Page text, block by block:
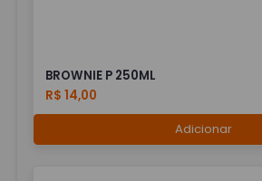
BROWNIE P 250ML
R$ 14,00
Adicionar